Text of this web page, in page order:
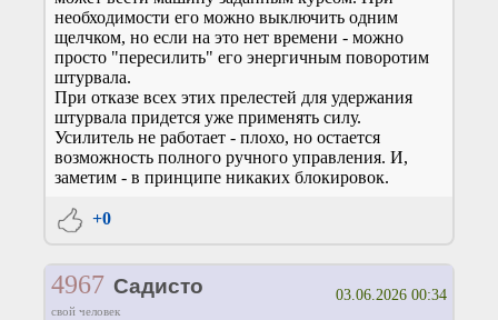
необходимости его можно выключить одним
щелчком, но если на это нет времени - можно
просто "пересилить" его энергичным поворотим
штурвала.
При отказе всех этих прелестей для удержания
штурвала придется уже применять силу.
Усилитель не работает - плохо, но остается
возможность полного ручного управления. И,
заметим - в принципе никаких блокировок.
+0
4967 Садисто
свой человек
03.06.2026 00:34